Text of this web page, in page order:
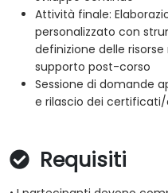
Attività finale:
personalizzato con
definizione delle
supporto post-corso
Sessione di domande
e rilascio dei certificati/
Requisiti